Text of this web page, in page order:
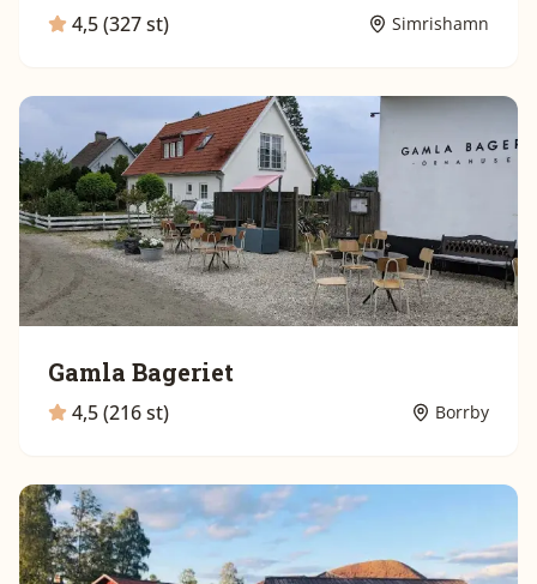
4,5 (327 st) Simrishamn
Gamla Bageriet
4,5 (216 st) Borrby